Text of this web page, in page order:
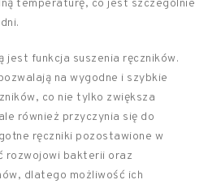
temperaturę, co jest szczególnie
jest funkcja suszenia ręczników.
na wygodne i szybkie
co nie tylko zwiększa
również przyczynia się do
ręczniki pozostawione w
rozwojowi bakterii oraz
dlatego możliwość ich